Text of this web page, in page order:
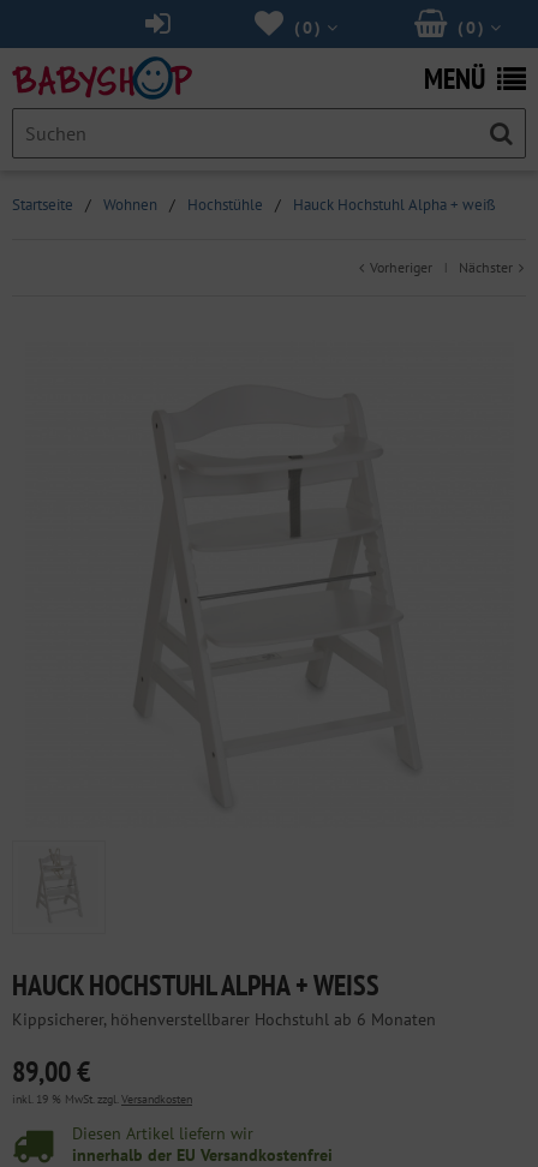
(0 )
(0 )
MENÜ
Startseite / Wohnen / Hochstühle / Hauck Hochstuhl Alpha + weiß
Vorheriger | Nächster
HAUCK HOCHSTUHL ALPHA + WEISS
Kippsicherer, höhenverstellbarer Hochstuhl ab 6 Monaten
89,00 €
inkl. 19 % MwSt. zzgl. Versandkosten
Diesen Artikel liefern wir
innerhalb der EU Versandkostenfrei